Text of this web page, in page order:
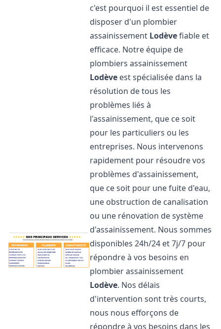
c'est pourquoi il est essentiel de
disposer d'un plombier
assainissement Lodèvefiable et
efficace. Notre équipe de
plombiers assainissement
Lodève est spécialisée dans la
résolution de tous les
problèmes liés à
l'assainissement, que ce soit
pour les particuliers ou les
entreprises. Nous intervenons
rapidement pour résoudre vos
problèmes d'assainissement,
que ce soit pour une fuite d'eau,
une obstruction de canalisation
ou une rénovation de système
d'assainissement. Nous sommes
disponibles 24h/24 et 7j/7 pour
répondre à vos besoins en
plombier assainissement
Lodève. Nos délais
d'intervention sont très courts,
nous nous efforçons de
répondre à vos besoins dans les